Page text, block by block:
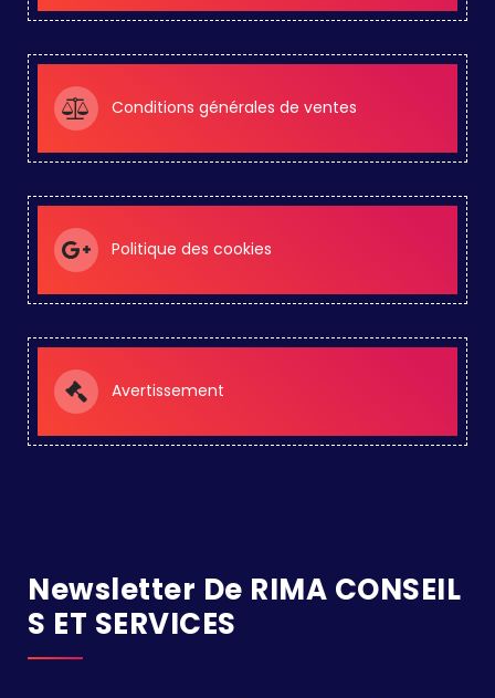
Conditions générales de ventes
Politique des cookies
Avertissement
Newsletter De RIMA CONSEIL
S ET SERVICES